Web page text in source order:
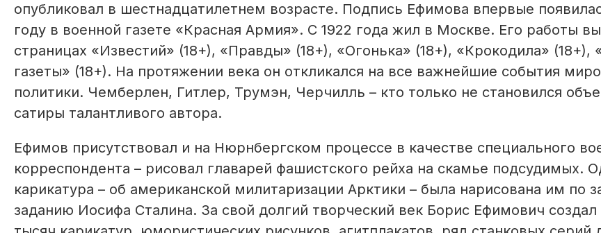
опубликовал в шестнадцатилетнем возрасте. Подпись Ефимова впервые
году в военной газете «Красная Армия». С 1922 года жил в Москве. Его работы
страницах «Извес­тий» (18+), «Правды» (18+), «Огонька» (18+), «Крокодила» (18+),
газеты» (18+). На протяжении века он откликался на все важнейшие события
политики. Чемберлен, Гитлер, Трумэн, Черчилль – кто только не становился
сатиры талантливого автора.
Ефимов присутствовал и на Нюрнбергском процессе в качестве специального
корреспондента – рисовал главарей фашистского рейха на скамье подсудимых.
карикатура – об американской милитаризации Арктики – была нарисована им по
заданию Иосифа Сталина. За свой долгий творческий век Борис Ефимович создал